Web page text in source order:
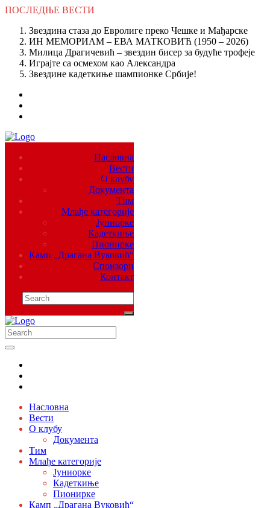
ПОСЛЕДЊЕ ВЕСТИ
Звездина стаза до Евролиге преко Чешке и Мађарске
ИН МЕМОРИАМ – ЕВА МАТКОВИЋ (1950 – 2026)
Милица Драгичевић – звездин бисер за будуће трофеје
Играјте са осмехом као Александра
Звездине кадеткиње шампионке Србије!
Насловна
Вести
О клубу
Документа
Тим
Млађе категорије
Јуниорке
Кадеткиње
Пионирке
Камп „Драгана Вуковић“
Спонзори
Контакт
Насловна
Вести
О клубу
Документа
Тим
Млађе категорије
Јуниорке
Кадеткиње
Пионирке
Камп „Драгана Вуковић“